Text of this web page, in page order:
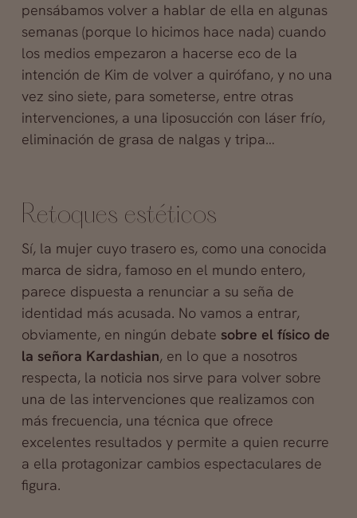
pensábamos volver a hablar de ella en algunas
semanas (porque lo hicimos hace nada) cuando
los medios empezaron a hacerse eco de la
intención de Kim de volver a quirófano, y no una
vez sino siete, para someterse, entre otras
intervenciones, a una liposucción con láser frío,
eliminación de grasa de nalgas y tripa…
Retoques estéticos
Sí, la mujer cuyo trasero es, como una conocida
marca de sidra, famoso en el mundo entero,
parece dispuesta a renunciar a su seña de
identidad más acusada. No vamos a entrar,
obviamente, en ningún debate sobre el físico de
la señora Kardashian, en lo que a nosotros
respecta, la noticia nos sirve para volver sobre
una de las intervenciones que realizamos con
más frecuencia, una técnica que ofrece
excelentes resultados y permite a quien recurre
a ella protagonizar cambios espectaculares de
figura.